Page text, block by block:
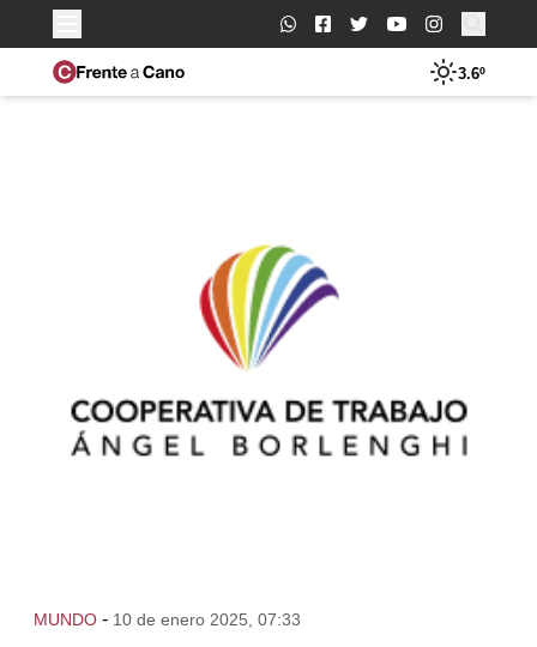
Buscar:
3.6º
MUNDO - 10 de enero 2025, 07:33